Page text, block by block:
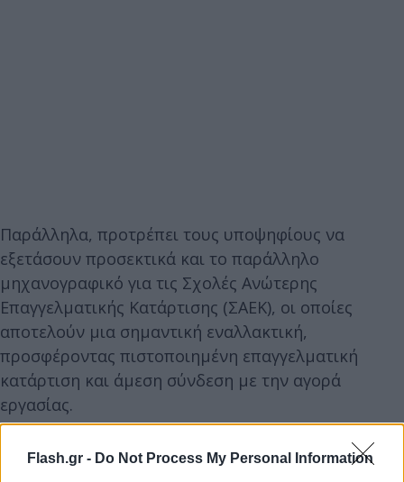
Flash.gr - Do Not Process My Personal Information
Παράλληλα, προτρέπει τους υποψηφίους να
εξετάσουν προσεκτικά και το παράλληλο
μηχανογραφικό για τις Σχολές Ανώτερης
Επαγγελματικής Κατάρτισης (ΣΑΕΚ), οι οποίες
αποτελούν μια σημαντική εναλλακτική,
προσφέροντας πιστοποιημένη επαγγελματική
κατάρτιση και άμεση σύνδεση με την αγορά
εργασίας.
Η πρώτη προτίμηση δεν εξασφαλίζει την